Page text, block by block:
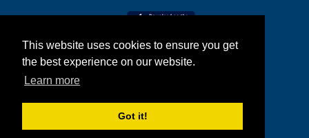
This website uses cookies to ensure you get
the best experience on our website.
Learn more
Got it!